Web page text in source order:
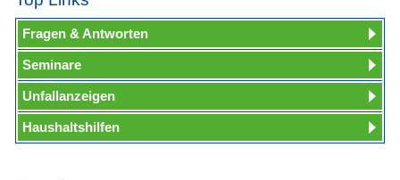
Fragen & Antworten
Seminare
Unfallanzeigen
Haushaltshilfen